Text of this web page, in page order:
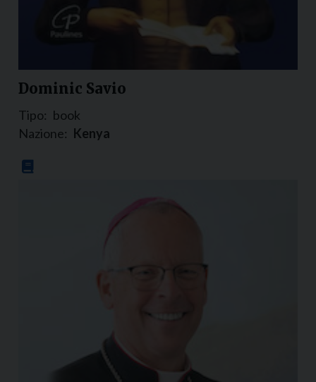
Dominic Savio
Tipo: book
Nazione: Kenya